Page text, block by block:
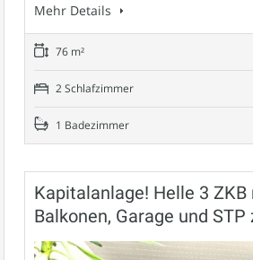
Mehr Details
76 m²
2 Schlafzimmer
1 Badezimmer
Kapitalanlage! Helle 3
Balkonen, Garage und